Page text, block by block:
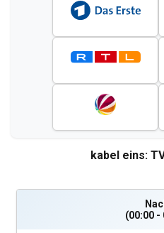
kabel eins:
(00:00 -